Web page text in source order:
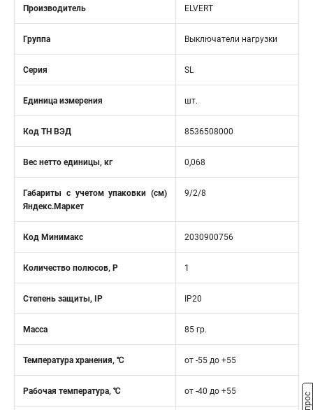
Производитель ELVERT
Группа Выключатели нагрузки
Серия SL
Единица измерения шт.
Код ТН ВЭД 8536508000
Вес нетто единицы, кг 0,068
Габариты с учетом упаковки (см)
Яндекс.Маркет
9/2/8
Код Минимакс 2030900756
Количество полюсов, Р 1
Степень защиты, IP IP20
Масса 85 гр.
Температура хранения, ℃ от -55 до +55
Рабочая температура, ℃ от -40 до +55